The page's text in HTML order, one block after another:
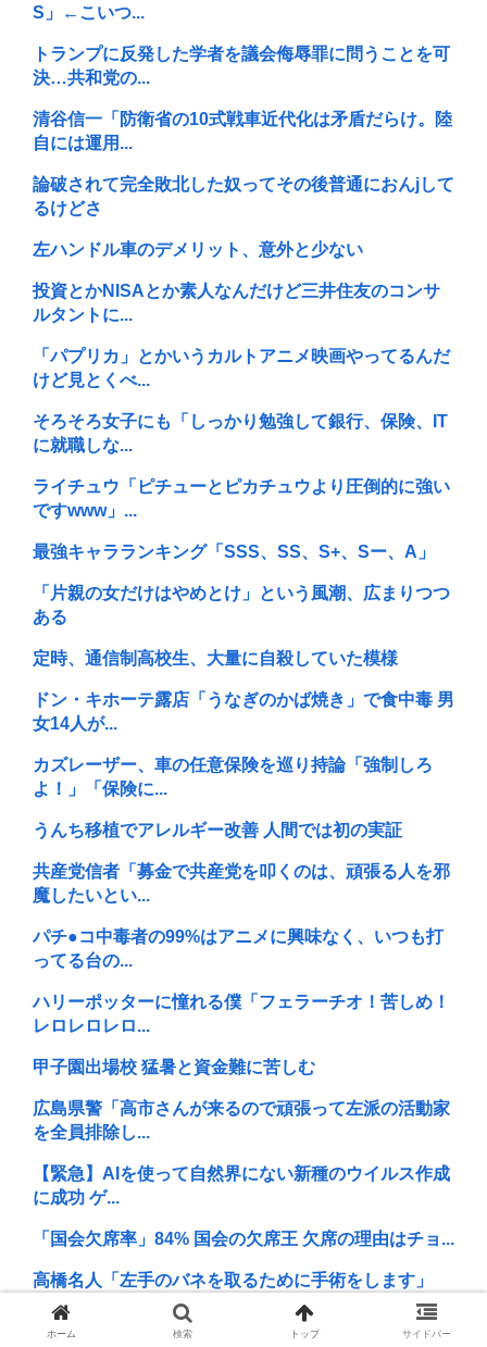
S」←こいつ...
トランプに反発した学者を議会侮辱罪に問うことを可
決…共和党の...
清谷信一「防衛省の10式戦車近代化は矛盾だらけ。陸
自には運用...
論破されて完全敗北した奴ってその後普通におんjして
るけどさ
左ハンドル車のデメリット、意外と少ない
投資とかNISAとか素人なんだけど三井住友のコンサ
ルタントに...
「パプリカ」とかいうカルトアニメ映画やってるんだ
けど見とくべ...
そろそろ女子にも「しっかり勉強して銀行、保険、IT
に就職しな...
ライチュウ「ピチューとピカチュウより圧倒的に強い
ですwww」...
最強キャラランキング「SSS、SS、S+、Sー、A」
「片親の女だけはやめとけ」という風潮、広まりつつ
ある
定時、通信制高校生、大量に自殺していた模様
ドン・キホーテ露店「うなぎのかば焼き」で食中毒 男
女14人が...
カズレーザー、車の任意保険を巡り持論「強制しろ
よ！」「保険に...
うんち移植でアレルギー改善 人間では初の実証
共産党信者「募金で共産党を叩くのは、頑張る人を邪
魔したいとい...
パチ●コ中毒者の99%はアニメに興味なく、いつも打
ってる台の...
ハリーポッターに憧れる僕「フェラーチオ！苦しめ！
レロレロレロ...
甲子園出場校 猛暑と資金難に苦しむ
広島県警「高市さんが来るので頑張って左派の活動家
を全員排除し...
【緊急】AIを使って自然界にない新種のウイルス作成
に成功 ゲ...
「国会欠席率」84% 国会の欠席王 欠席の理由はチョ...
高橋名人「左手のバネを取るために手術をします」
昼夜←このシステムそろそろアプデすべきよな
ホーム 検索 トップ サイドバー